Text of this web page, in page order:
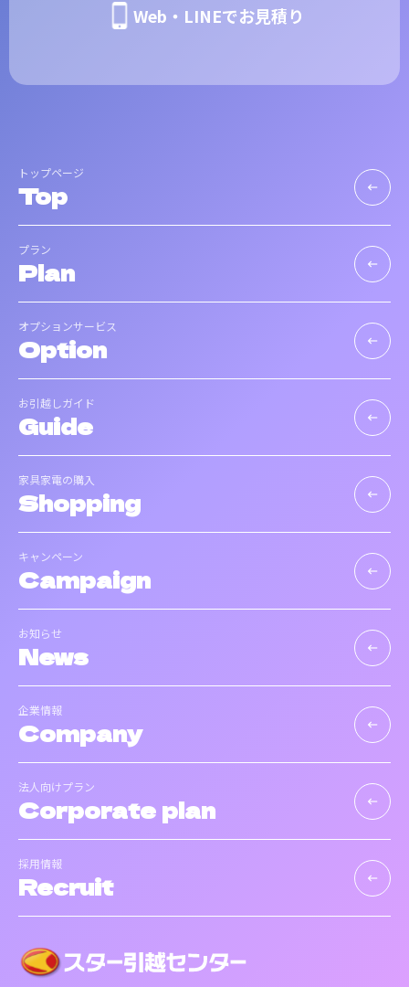
Web・LINEでお見積り
トップページ
Top keyboard_backspace
プラン
Plan keyboard_backspace
オプションサービス
Option keyboard_backspace
お引越しガイド
Guide keyboard_backspace
家具家電の購入
Shopping keyboard_backspace
キャンペーン
Campaign keyboard_backspace
お知らせ
News keyboard_backspace
企業情報
Company keyboard_backspace
法人向けプラン
Corporate plan keyboard_backspace
採用情報
Recruit keyboard_backspace